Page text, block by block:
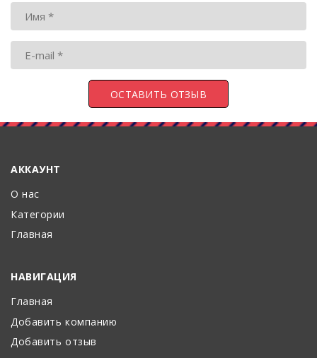
АККАУНТ
О нас
Категории
Главная
НАВИГАЦИЯ
Главная
Добавить компанию
Добавить отзыв